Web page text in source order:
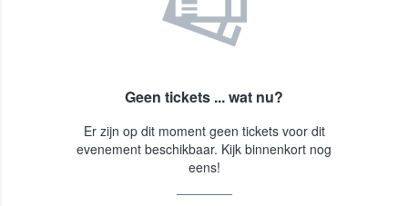
Geen tickets ... wat nu?
Er zijn op dit moment geen tickets voor dit
evenement beschikbaar. Kijk binnenkort nog
eens!